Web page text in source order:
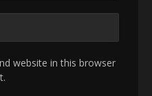
website in this browser